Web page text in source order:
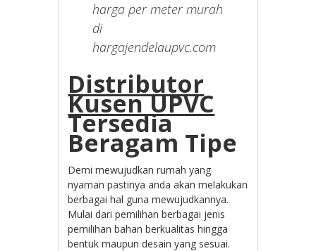
harga per meter murah
di
hargajendelaupvc.com
Distributor
Kusen UPVC
Tersedia
Beragam Tipe
Demi mewujudkan rumah yang
nyaman pastinya anda akan melakukan
berbagai hal guna mewujudkannya.
Mulai dari pemilihan berbagai jenis
pemilihan bahan berkualitas hingga
bentuk maupun desain yang sesuai.